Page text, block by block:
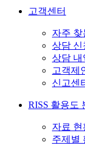
고객센터
자주 찾
상담 신
상담 내
고객제
신고센
RISS 활용도
자료 현
주제별